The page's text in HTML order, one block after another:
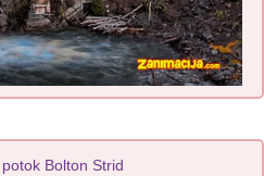
Bolton Strid